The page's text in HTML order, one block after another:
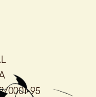
0001-95